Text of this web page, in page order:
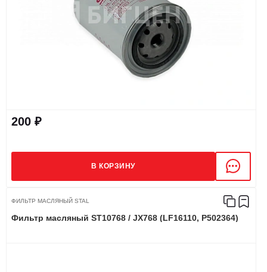
200 ₽
В КОРЗИНУ
ФИЛЬТР МАСЛЯНЫЙ STAL
Фильтр масляный ST10768 / JX768 (LF16110, P502364)